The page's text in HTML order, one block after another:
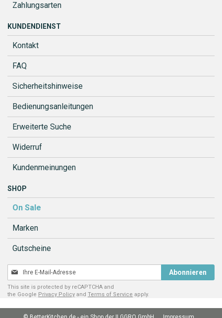
Zahlungsarten
KUNDENDIENST
Kontakt
FAQ
Sicherheitshinweise
Bedienungsanleitungen
Erweiterte Suche
Widerruf
Kundenmeinungen
SHOP
On Sale
Marken
Gutscheine
Melden
Sie
sich
für
unseren
Abonnieren
This site is protected by reCAPTCHA and
the Google Privacy Policy and Terms of Service apply.